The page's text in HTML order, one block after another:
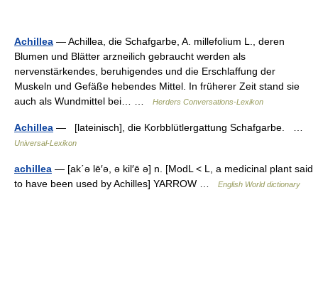
Achillea — Achillea, die Schafgarbe, A. millefolium L., deren
Blumen und Blätter arzneilich gebraucht werden als
nervenstärkendes, beruhigendes und die Erschlaffung der
Muskeln und Gefäße hebendes Mittel. In früherer Zeit stand sie
auch als Wundmittel bei… …
Herders Conversations-Lexikon
Achillea — [lateinisch], die Korbblütlergattung Schafgarbe. …
Universal-Lexikon
achillea — [ak΄ə lē′ə, ə kil′ē ə] n. [ModL < L, a medicinal plant said
to have been used by Achilles] YARROW …
English World dictionary